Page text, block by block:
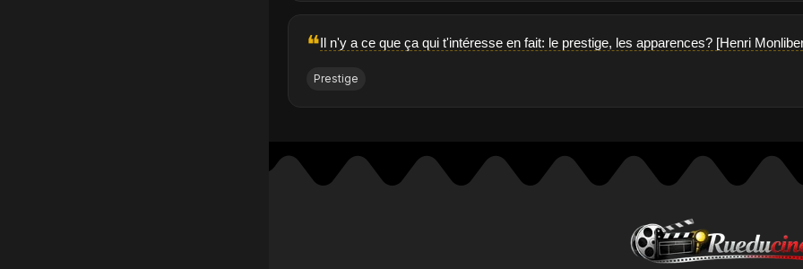
❝Il n'y a ce que ça qui t'intéresse en fait: le prestige, les apparences? [Henri
Prestige